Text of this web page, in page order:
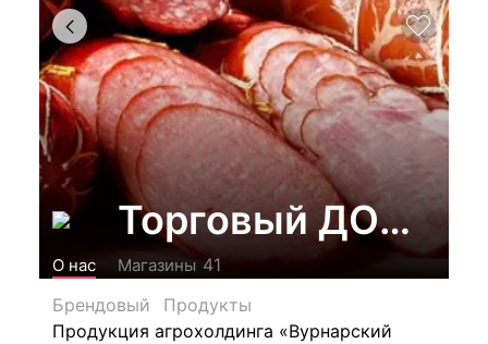
Торговый ДОМ
О нас Магазины 41
Брендовый
Продукты
Продукция агрохолдинга «Вурнарский